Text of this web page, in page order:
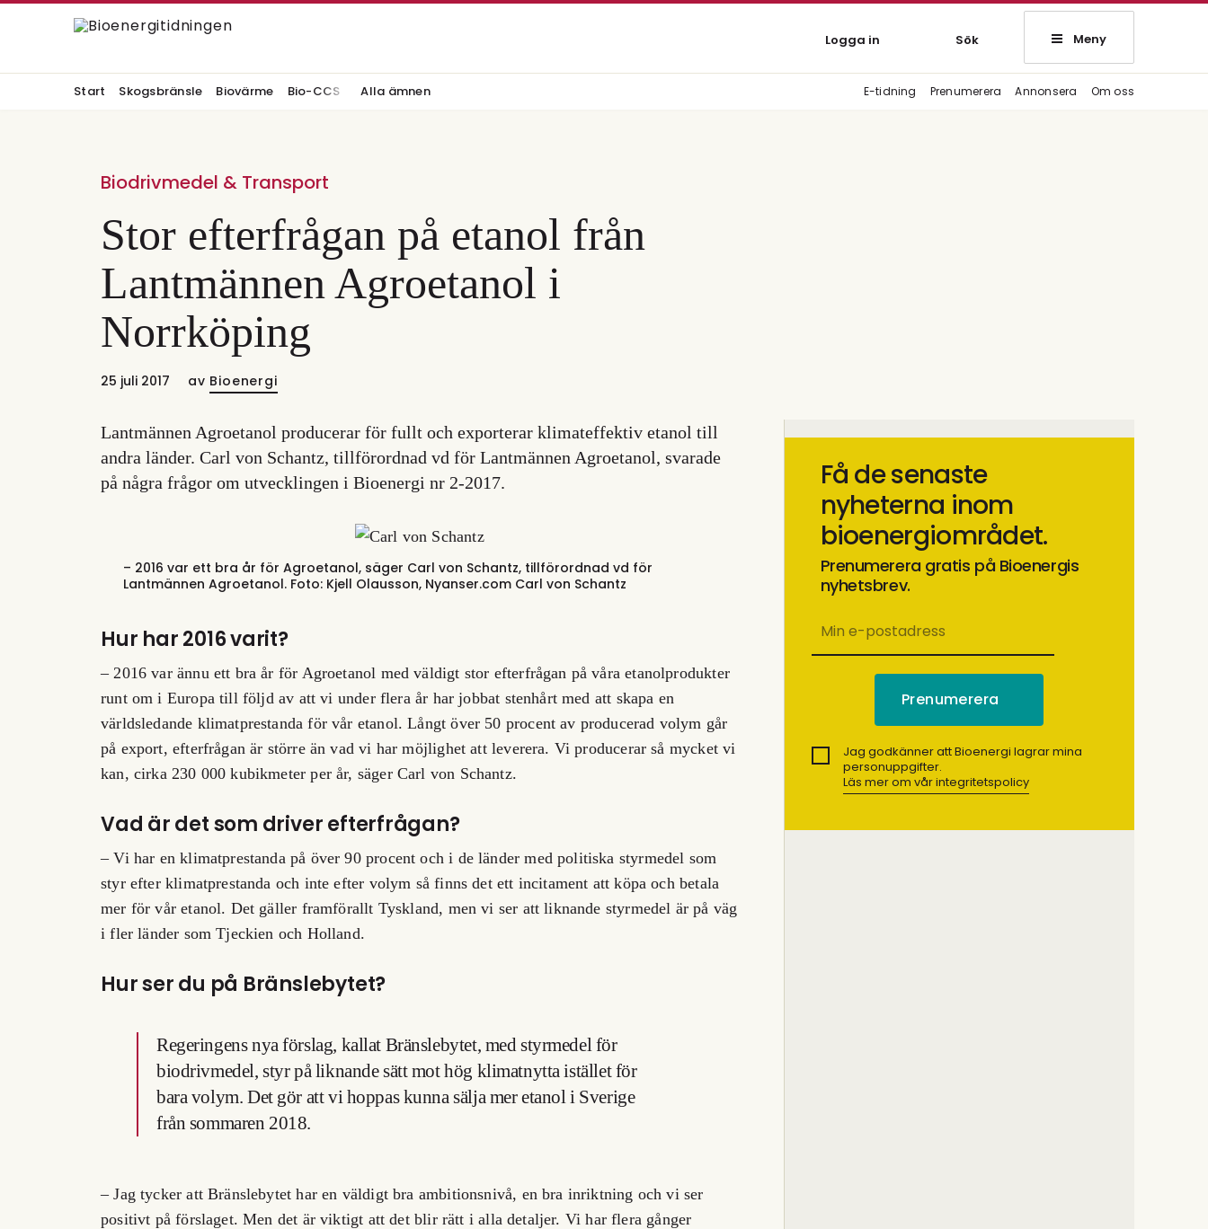
Logga in Sök Meny
Start Skogsbränsle Biovärme Bio-CCS Alla ämnen E-tidning Prenumerera Annonsera Om oss
Biodrivmedel & Transport
Stor efterfrågan på etanol från
Lantmännen Agroetanol i
Norrköping
25 juli 2017 av Bioenergi
Lantmännen Agroetanol producerar för fullt och exporterar klimateffektiv etanol till
andra länder. Carl von Schantz, tillförordnad vd för Lantmännen Agroetanol, svarade
på några frågor om utvecklingen i Bioenergi nr 2-2017.
– 2016 var ett bra år för Agroetanol, säger Carl von Schantz, tillförordnad vd för
Lantmännen Agroetanol. Foto: Kjell Olausson, Nyanser.com Carl von Schantz
Hur har 2016 varit?
– 2016 var ännu ett bra år för Agroetanol med väldigt stor efterfrågan på våra etanolprodukter
runt om i Europa till följd av att vi under flera år har jobbat stenhårt med att skapa en
världsledande klimatprestanda för vår etanol. Långt över 50 procent av producerad volym går
på export, efterfrågan är större än vad vi har möjlighet att leverera. Vi producerar så mycket vi
kan, cirka 230 000 kubikmeter per år, säger Carl von Schantz.
Vad är det som driver efterfrågan?
– Vi har en klimatprestanda på över 90 procent och i de länder med politiska styrmedel som
styr efter klimatprestanda och inte efter volym så finns det ett incitament att köpa och betala
mer för vår etanol. Det gäller framförallt Tyskland, men vi ser att liknande styrmedel är på väg
i fler länder som Tjeckien och Holland.
Hur ser du på Bränslebytet?
Regeringens nya förslag, kallat Bränslebytet, med styrmedel för
biodrivmedel, styr på liknande sätt mot hög klimatnytta istället för
bara volym. Det gör att vi hoppas kunna sälja mer etanol i Sverige
från sommaren 2018.
– Jag tycker att Bränslebytet har en väldigt bra ambitionsnivå, en bra inriktning och vi ser
positivt på förslaget. Men det är viktigt att det blir rätt i alla detaljer. Vi har flera gånger
Få de senaste
nyheterna inom
bioenergiområdet.
Prenumerera gratis på Bioenergis
nyhetsbrev.
Jag godkänner att Bioenergi lagrar mina
personuppgifter.
Läs mer om vår integritetspolicy